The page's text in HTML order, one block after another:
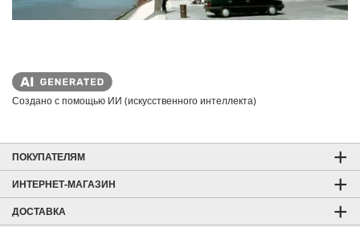
Создано с помощью ИИ (искусственного интеллекта)
ПОКУПАТЕЛЯМ
ИНТЕРНЕТ-МАГАЗИН
ДОСТАВКА